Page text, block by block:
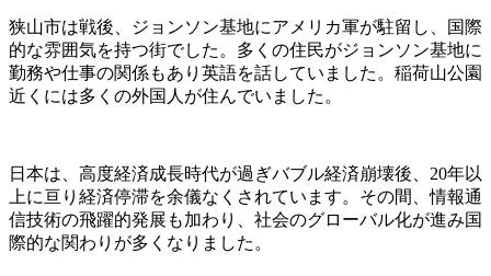
狭山市は戦後、ジョンソン基地にアメリカ軍が駐留し、国際
的な雰囲気を持つ街でした。多くの住民がジョンソン基地に
勤務や仕事の関係もあり英語を話していました。稲荷山公園
近くには多くの外国人が住んでいました。
日本は、高度経済成長時代が過ぎバブル経済崩壊後、20年以
上に亘り経済停滞を余儀なくされています。その間、情報通
信技術の飛躍的発展も加わり、社会のグローバル化が進み国
際的な関わりが多くなりました。